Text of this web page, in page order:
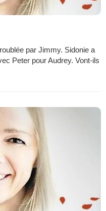
par Jimmy. Sidonie a
Peter pour Audrey. Vont-ils